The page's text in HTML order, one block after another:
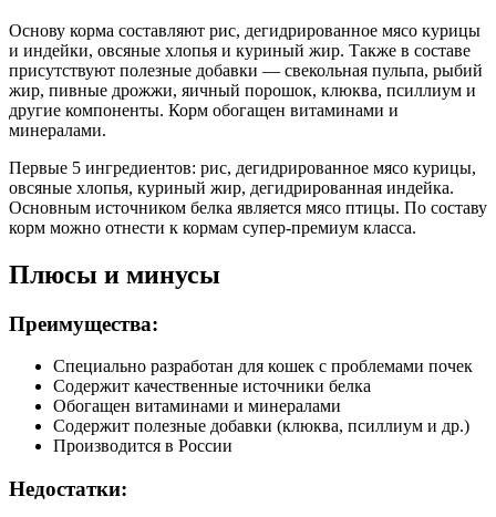
0,28%, омега-6 жирные кислоты 4%, влага 6%
Дополнительные ингредиенты
рыбий жир, витамины и минералы, дрожжи пивные, яичный
порошок, цикорий, клюква, псиллиум, цитрат калия, крапива,
Пищевая ценность
Белок (%)
Жир (%)
Клетчатка (%)
2.2
Зола (%)
Влага (%)
Калорийность (ккал/100г) 419
Основу корма составляют рис, дегидрированное мясо курицы
и индейки, овсяные хлопья и куриный жир. Также в составе
присутствуют полезные добавки — свекольная пульпа, рыбий
жир, пивные дрожжи, яичный порошок, клюква, псиллиум и
другие компоненты. Корм обогащен витаминами и
минералами.
Первые 5 ингредиентов: рис, дегидрированное мясо курицы,
овсяные хлопья, куриный жир, дегидрированная индейка.
Основным источником белка является мясо птицы. По составу
корм можно отнести к кормам супер-премиум класса.
Плюсы и минусы
Преимущества:
Специально разработан для кошек с проблемами почек
Содержит качественные источники белка
Обогащен витаминами и минералами
Содержит полезные добавки (клюква, псиллиум и др.)
Производится в России
Недостатки: